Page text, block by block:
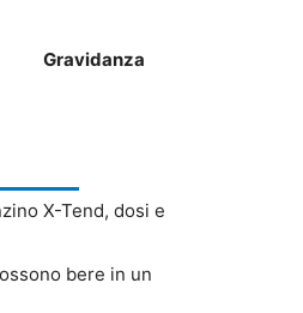
Gravidanza
X-Tend, dosi e
bere in un